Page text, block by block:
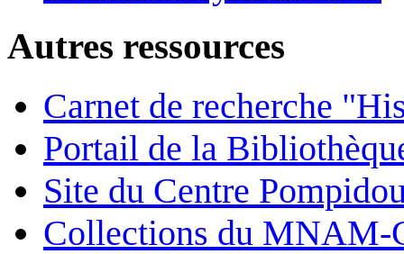
Autres ressources
Carnet de recherche
Portail de la
Site du Centre
Collections du MNAM-